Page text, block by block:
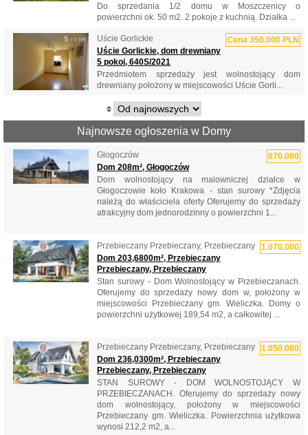
Do sprzedania 1/2 domu w Moszczenicy o
powierzchni ok. 50 m2. 2 pokoje z kuchnią. Działka ...
Uście Gorlickie Cena 350.000 PLN
Uście Gorlickie, dom drewniany
5 pokoi, 640S/2021
Przedmiotem sprzedaży jest wolnostojący dom
drewniany położony w miejscowości Uście Gorli...
Najnowsze ogłoszenia w Domy
870.000
Głogoczów
Dom 208m², Głogoczów
Dom wolnostojący na malowniczej działce w
Głogoczowie koło Krakowa - stan surowy *Zdjęcia
należą do właściciela oferty Oferujemy do sprzedaży
atrakcyjny dom jednorodzinny o powierzchni 1...
1.070.000
Przebieczany Przebieczany, Przebieczany
Dom 203,6800m², Przebieczany
Przebieczany, Przebieczany
Stan surowy - Dom Wolnostojący w Przebieczanach.
Oferujemy do sprzedaży nowy dom w, położony w
miejscowości Przebieczany gm. Wieliczka. Domy o
powierzchni użytkowej 189,54 m2, a całkowitej ...
1.050.000
Przebieczany Przebieczany, Przebieczany
Dom 236,0300m², Przebieczany
Przebieczany, Przebieczany
STAN SUROWY - DOM WOLNOSTOJĄCY W
PRZEBIECZANACH. Oferujemy do sprzedaży nowy
dom wolnostojący, położony w miejscowości
Przebieczany gm. Wieliczka. Powierzchnia użytkowa
wynosi 212,2 m2, a...